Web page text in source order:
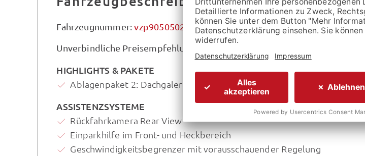
Fahrzeugnummer:vzp9050502
Unverbindliche Preisempfehlung des Herstellers:
HIGHLIGHTS & PAKETE
Ablagenpaket 2: Dachgalerie mit zwei 1 DIN-Schächten und Leseleuchte
ASSISTENZSYSTEME
Rückfahrkamera Rear View
Einparkhilfe im Front- und Heckbereich
Geschwindigkeitsbegrenzer mit vorausschauender Regelung